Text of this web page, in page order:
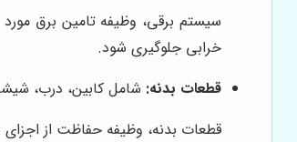
سیستم برقی، وظیفه تامین برق مورد
خرابی جلوگیری شود.
قطعات بدنه: شامل کابین، درب،
قطعات بدنه، وظیفه حفاظت از اجزای